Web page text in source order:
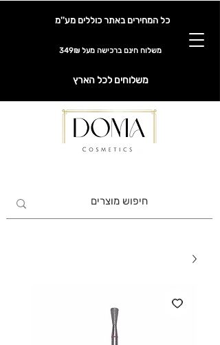
כל המחירים באתר כוללים מע''מ
משלוח חינם ברכישה מעל 349₪
משלוחים לכל הארץ